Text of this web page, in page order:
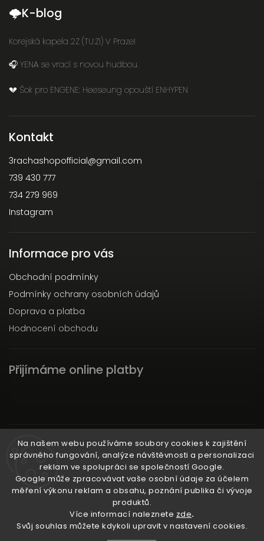
Na našem webu používáme soubory cookies k zajištění
správného fungování, analýze návštěvnosti a personalizaci
reklam ve spolupráci se společností Google.
Google může zpracovávat vaše osobní údaje za účelem
měření výkonu reklam a obsahu, poznání publika či vývoje
produktů.
Více informací naleznete zde.
Svůj souhlas můžete kdykoli upravit v nastavení cookies.
🌩K-blog
Korejská kapela 2Z (TU:ZI) V Praze!
🎧 YENA se vrací s novou hudbou.
💔 Šok pro ENGENE: Heeseung opouští ENHYPEN
Kontakt
3rachashopofficial@gmail.com
739 430 777
734 279 969
Instagram
Informace pro vás
Obchodní podmínky
Podmínky ochrany osobních údajů
Doprava a platba
Hodnocení obchodu
Přijímáme online platby
Instagram
Ať už ti nic neunikne!